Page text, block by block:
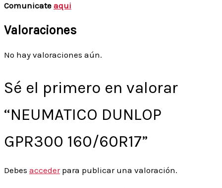
Comunicate aqui
Valoraciones
No hay valoraciones aún.
Sé el primero en valorar
“NEUMATICO DUNLOP
GPR300 160/60R17”
Debes accederpara publicar una valoración.